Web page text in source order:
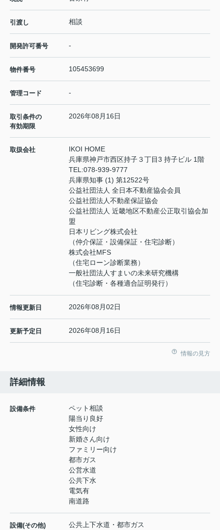
引渡し 相談
開発許可番号 -
物件番号 105453699
管理コード -
取引条件の
有効期限
2026年08月16日
取扱会社
IKOI HOME
兵庫県神戸市西区持子３丁目3 持子ビル 1階
TEL:078-939-9777
兵庫県知事 (1) 第12522号
公益社団法人 全日本不動産協会会員
公益社団法人不動産保証協会
公益社団法人 近畿地区不動産公正取引協会加
盟
日本リビング株式会社
（仲介保証・設備保証・住宅診断）
株式会社MFS
（住宅ローン診断業務）
一般社団法人すまいの未来研究機構
（住宅診断・各種適合証明発行）
情報更新日 2026年08月02日
更新予定日 2026年08月16日
情報の見方
詳細情報
設備条件
ペット相談
陽当り良好
女性向け
新婚さん向け
ファミリー向け
都市ガス
公営水道
公共下水
電気有
南道路
設備(その他) 公共上下水道・都市ガス